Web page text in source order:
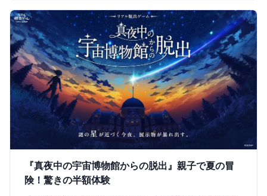
『真夜中の宇宙博物館からの脱出』親子で夏の冒
険！驚きの半額体験